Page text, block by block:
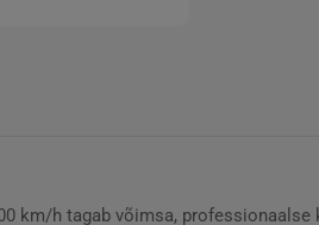
km/h tagab võimsa,